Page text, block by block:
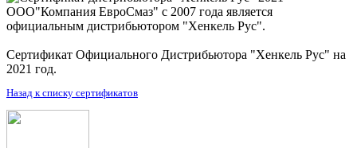
ООО"Компания ЕвроСмаз" с 2007 года является
официальным дистрибьютором "Хенкель Рус".
Сертификат Официального Дистрибьютора "Хенкель Рус" на
2021 год.
Назад к списку сертификатов